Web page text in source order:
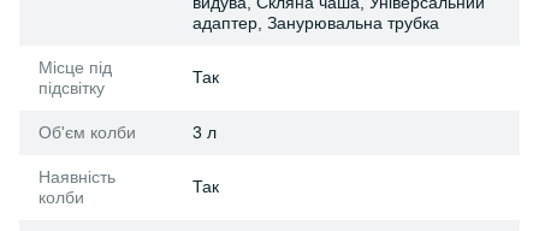
адаптер, Занурювальна трубка
Місце під
підсвітку
Так
Об'єм колби 3 л
Наявність
колби
Так